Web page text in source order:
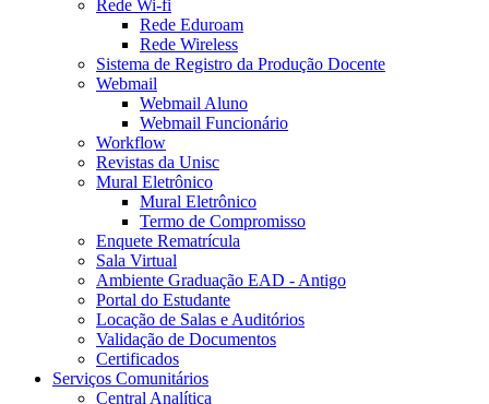
Rede Wi-fi
Rede Eduroam
Rede Wireless
Sistema de Registro da Produção Docente
Webmail
Webmail Aluno
Webmail Funcionário
Workflow
Revistas da Unisc
Mural Eletrônico
Mural Eletrônico
Termo de Compromisso
Enquete Rematrícula
Sala Virtual
Ambiente Graduação EAD - Antigo
Portal do Estudante
Locação de Salas e Auditórios
Validação de Documentos
Certificados
Serviços Comunitários
Central Analítica